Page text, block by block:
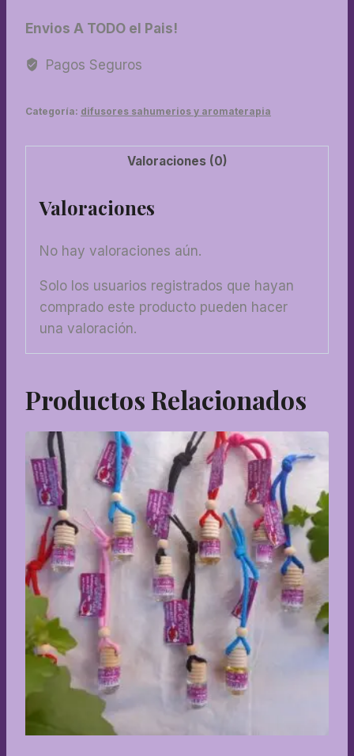
santo
Envios A TODO el Pais!
Pagos Seguros
Categoría: difusores sahumerios y aromaterapia
Valoraciones (0)
Valoraciones
No hay valoraciones aún.
Solo los usuarios registrados que hayan
comprado este producto pueden hacer
una valoración.
Productos Relacionados